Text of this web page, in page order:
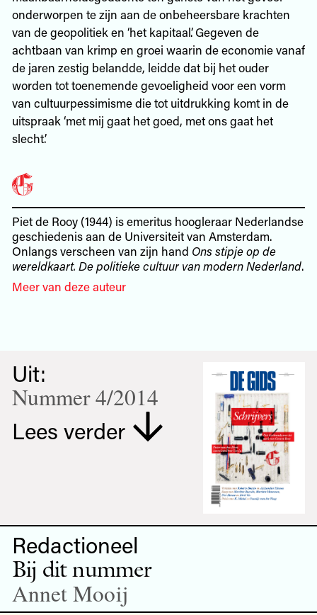
onderworpen te zijn aan de onbeheersbare krachten
van de geopolitiek en ‘het kapitaal’. Gegeven de
achtbaan van krimp en groei waarin de economie vanaf
de jaren zestig belandde, leidde dat bij het ouder
worden tot toenemende gevoeligheid voor een vorm
van cultuurpessimisme die tot uitdrukking komt in de
uitspraak ‘met mij gaat het goed, met ons gaat het
slecht’.
Piet de Rooy (1944) is emeritus hoogleraar Nederlandse
geschiedenis aan de Universiteit van Amsterdam.
Onlangs verscheen van zijn hand Ons stipje op de
wereldkaart. De politieke cultuur van modern Nederland.
Meer van deze auteur
Uit:
Nummer 4/2014
Lees verder
Redactioneel
Bij dit nummer
Annet Mooij